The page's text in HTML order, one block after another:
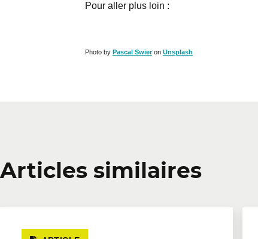
Pour aller plus loin :
Photo by Pascal Swieron Unsplash
Articles similaires